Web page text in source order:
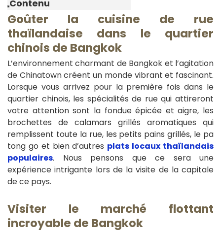
Contenu
Goûter la cuisine de rue
thaïlandaise dans le quartier
chinois de Bangkok
L’environnement charmant de Bangkok et l’agitation
de Chinatown créent un monde vibrant et fascinant.
Lorsque vous arrivez pour la première fois dans le
quartier chinois, les spécialités de rue qui attireront
votre attention sont la fondue épicée et aigre, les
brochettes de calamars grillés aromatiques qui
remplissent toute la rue, les petits pains grillés, le pa
tong go et bien d’autres plats locaux thaïlandais
populaires. Nous pensons que ce sera une
expérience intrigante lors de la visite de la capitale
de ce pays.
Visiter le marché flottant
incroyable de Bangkok